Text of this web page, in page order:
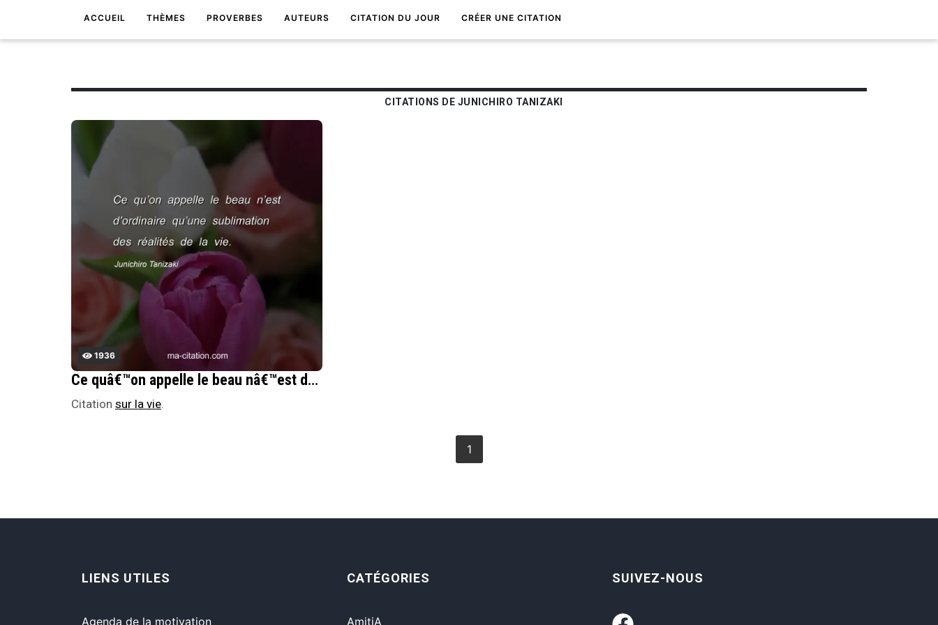
ACCUEIL THÈMES PROVERBES AUTEURS CITATION DU JOUR CRÉER UNE CITATION
CITATIONS DE JUNICHIRO TANIZAKI
1936
Ce quâ€™on appelle le beau nâ€™est dâ€™ordinaire quâ€™une sublimation des rÃ©alitÃ©s de la vie.
Citation sur la vie.
1
LIENS UTILES
Agenda de la motivation
CATÉGORIES
AmitiA
SUIVEZ-NOUS